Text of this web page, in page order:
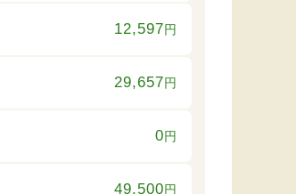
12,597円
29,657円
0円
49,500円